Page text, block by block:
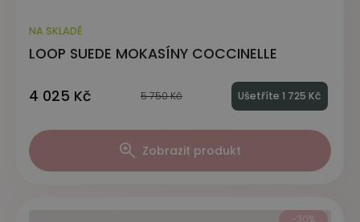
NA SKLADĚ
LOOP SUEDE MOKASÍNY COCCINELLE
4 025 Kč 5 750 Kč Ušetříte 1 725 Kč
Zobrazit produkt